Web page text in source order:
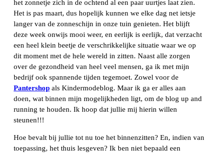
het zonnetje zich in de ochtend al een paar uurtjes laat zien.
Het is pas maart, dus hopelijk kunnen we elke dag net ietsje
langer van de zonneschijn in onze tuin genieten. Het blijft
deze week onwijs mooi weer, en eerlijk is eerlijk, dat verzacht
een heel klein beetje de verschrikkelijke situatie waar we op
dit moment met de hele wereld in zitten. Naast alle zorgen
over de gezondheid van heel veel mensen, ga ik met mijn
bedrijf ook spannende tijden tegemoet. Zowel voor de
Pantershop als Kindermodeblog. Maar ik ga er alles aan
doen, wat binnen mijn mogelijkheden ligt, om de blog up and
running te houden. Ik hoop dat jullie mij hierin willen
steunen!!!
Hoe bevalt bij jullie tot nu toe het binnenzitten? En, indien van
toepassing, het thuis lesgeven? Ik ben niet bepaald een